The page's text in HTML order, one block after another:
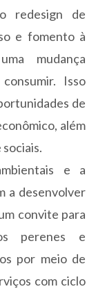
redesign de
e fomento à
mudança
Isso
de
além
e a
a desenvolver
convite para
perenes e
por meio de
com ciclo